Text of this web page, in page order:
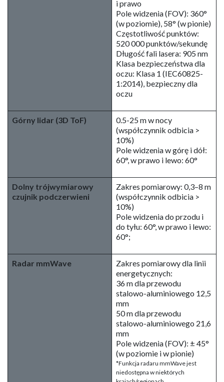
i prawo
Pole widzenia (FOV): 360°
(w poziomie), 58° (w pionie)
Częstotliwość punktów:
520 000 punktów/sekundę
Długość fali lasera: 905 nm
Klasa bezpieczeństwa dla
oczu: Klasa 1 (IEC60825-
1:2014), bezpieczny dla
oczu
Górny lidar (3D ToF)
0.5-25 m w nocy
(współczynnik odbicia >
10%)
Pole widzenia w górę i dół:
60°, w prawo i lewo: 60°
Dolny trójwymiarowy
czujnik podczerwieni
Zakres pomiarowy: 0,3–8 m
(współczynnik odbicia >
10%)
Pole widzenia do przodu i
do tyłu: 60°, w prawo i lewo:
60°;
Radar mmWave
Zakres pomiarowy dla linii
energetycznych:
36 m dla przewodu
stalowo-aluminiowego 12,5
mm
50 m dla przewodu
stalowo-aluminiowego 21,6
mm
Pole widzenia (FOV): ± 45°
(w poziomie i w pionie)
*Funkcja radaru mmWave jest
niedostępna w niektórych